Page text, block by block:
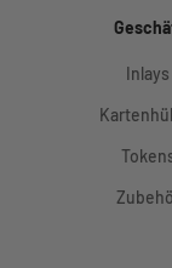
Inlays